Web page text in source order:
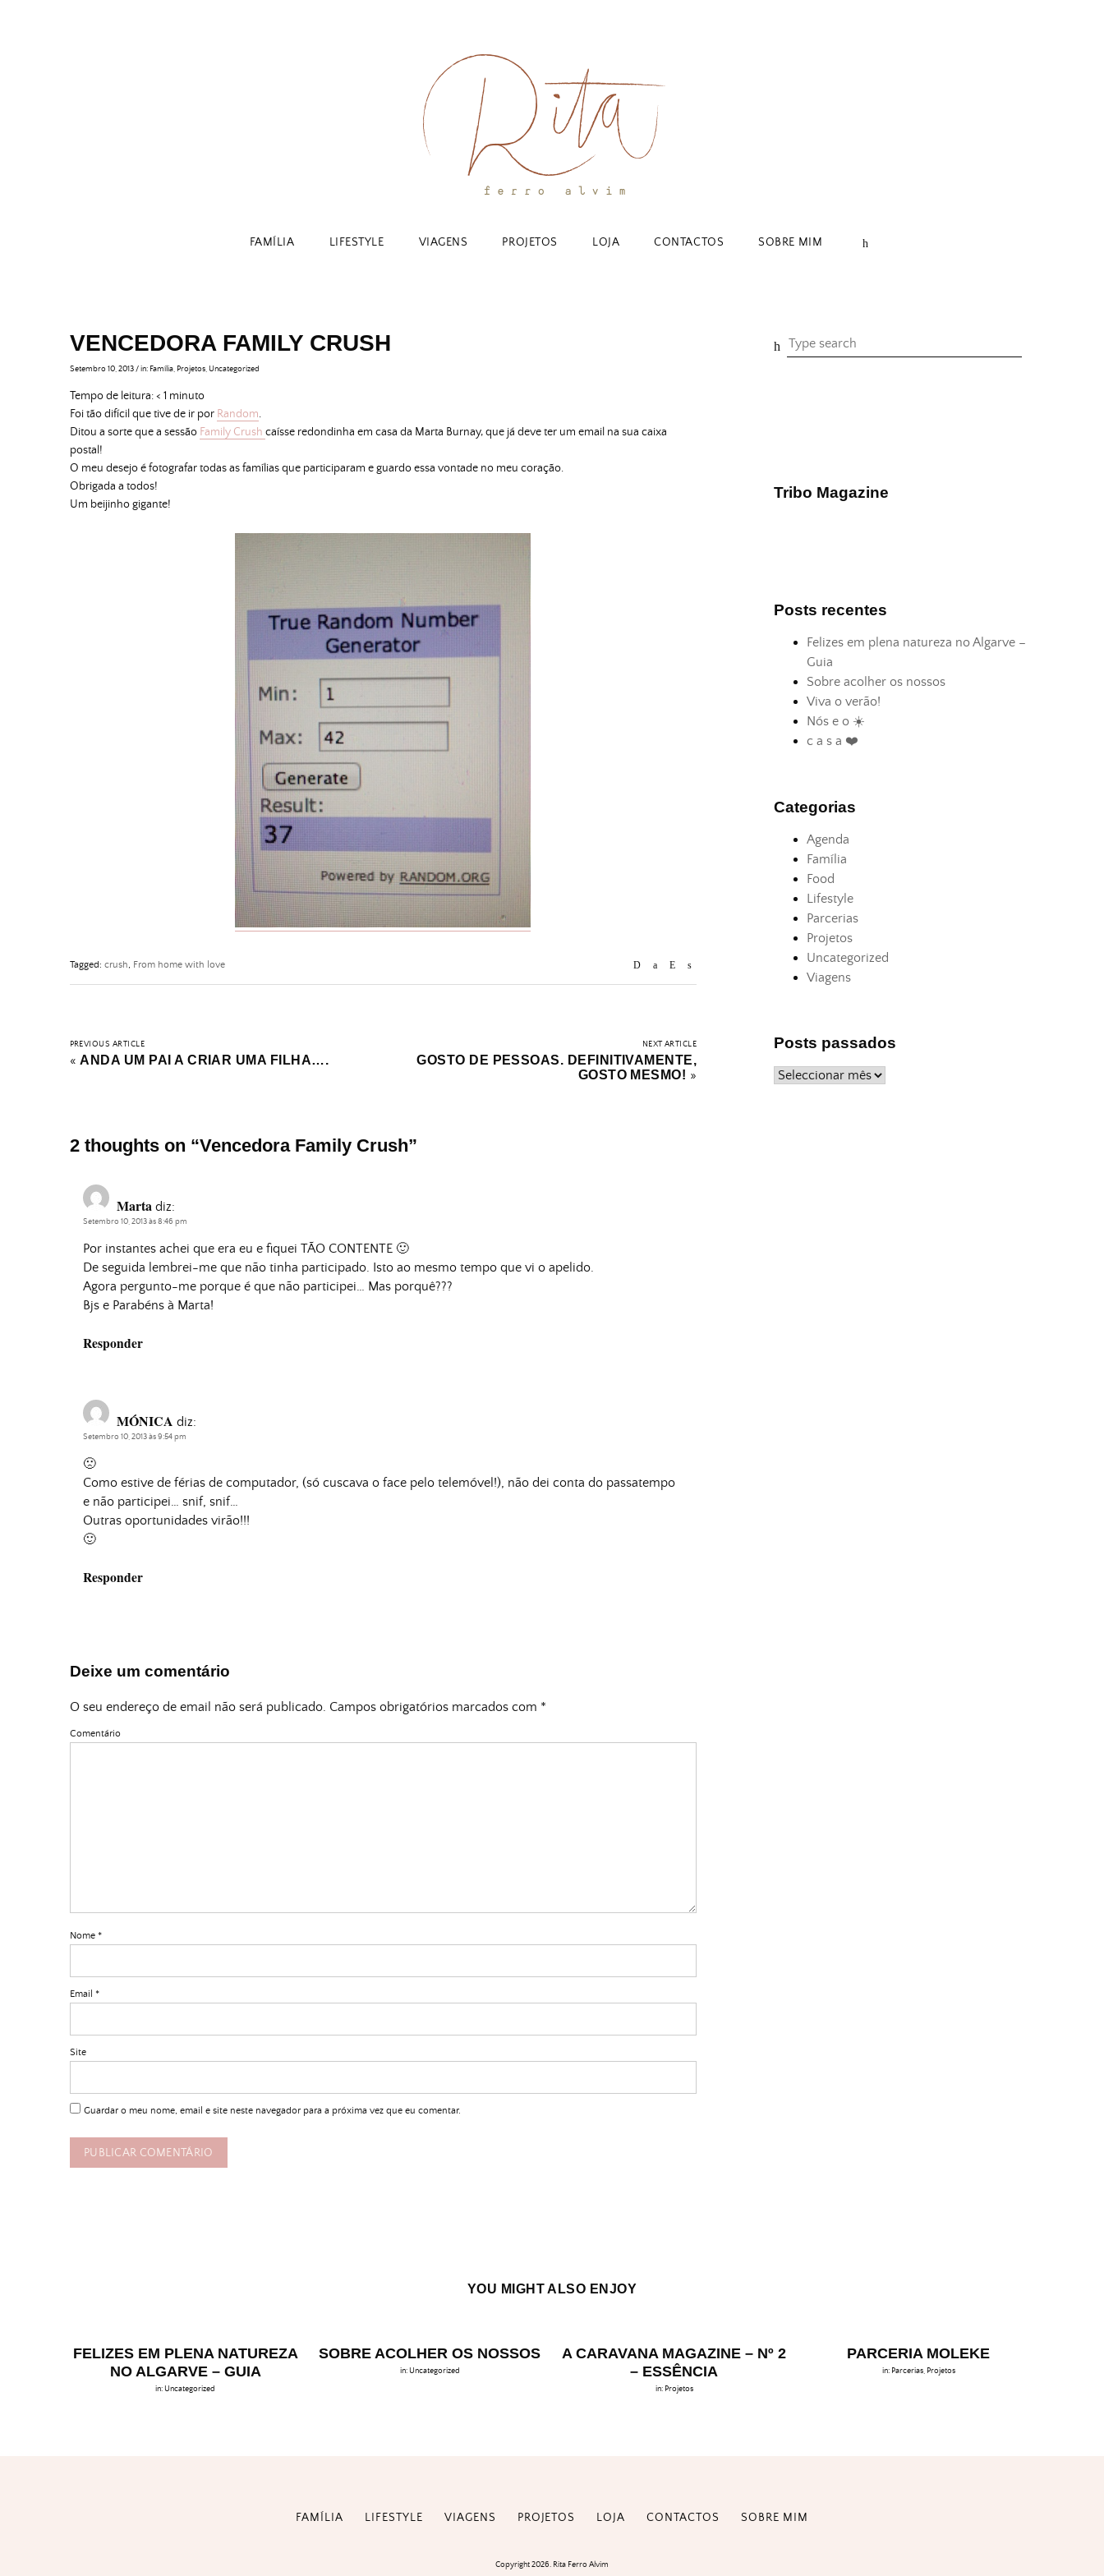
FAMÍLIA LIFESTYLE VIAGENS PROJETOS LOJA CONTACTOS SOBRE MIM
VENCEDORA FAMILY CRUSH
Setembro 10, 2013/in: Família, Projetos, Uncategorized
Tempo de leitura:< 1 minuto
Foi tão difícil que tive de ir por Random.
Ditou a sorte que a sessão Family Crush caísse redondinha em casa da Marta Burnay, que já deve ter um email na sua caixa
postal!
O meu desejo é fotografar todas as famílias que participaram e guardo essa vontade no meu coração.
Obrigada a todos!
Um beijinho gigante!
Tagged: crush, From home with love
PREVIOUS ARTICLE
«ANDA UM PAI A CRIAR UMA FILHA….
NEXT ARTICLE
GOSTO DE PESSOAS. DEFINITIVAMENTE,
GOSTO MESMO! »
2 thoughts on “Vencedora Family Crush”
Marta diz:
Setembro 10, 2013 às 8:46 pm
Por instantes achei que era eu e fiquei TÃO CONTENTE 🙂
De seguida lembrei-me que não tinha participado. Isto ao mesmo tempo que vi o apelido.
Agora pergunto-me porque é que não participei… Mas porquê???
Bjs e Parabéns à Marta!
Responder
MÓNICA diz:
Setembro 10, 2013 às 9:54 pm
🙁
Como estive de férias de computador, (só cuscava o face pelo telemóvel!), não dei conta do passatempo
e não participei… snif, snif…
Outras oportunidades virão!!!
🙂
Responder
Deixe um comentário
O seu endereço de email não será publicado. Campos obrigatórios marcados com *
Comentário
Nome *
Email *
Site
Guardar o meu nome, email e site neste navegador para a próxima vez que eu comentar.
Tribo Magazine
Posts recentes
Felizes em plena natureza no Algarve –
Guia
Sobre acolher os nossos
Viva o verão!
Nós e o ☀️
c a s a ❤️
Categorias
Agenda
Família
Food
Lifestyle
Parcerias
Projetos
Uncategorized
Viagens
Posts passados
Posts
YOU MIGHT ALSO ENJOY
FELIZES EM PLENA NATUREZA
NO ALGARVE – GUIA
in: Uncategorized
SOBRE ACOLHER OS NOSSOS
in: Uncategorized
A CARAVANA MAGAZINE – Nº 2
– ESSÊNCIA
in: Projetos
PARCERIA MOLEKE
in: Parcerias, Projetos
FAMÍLIA LIFESTYLE VIAGENS PROJETOS LOJA CONTACTOS SOBRE MIM
Copyright 2026. Rita Ferro Alvim